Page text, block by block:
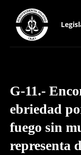
G-11.-
ebriedad
fuego sin
representa